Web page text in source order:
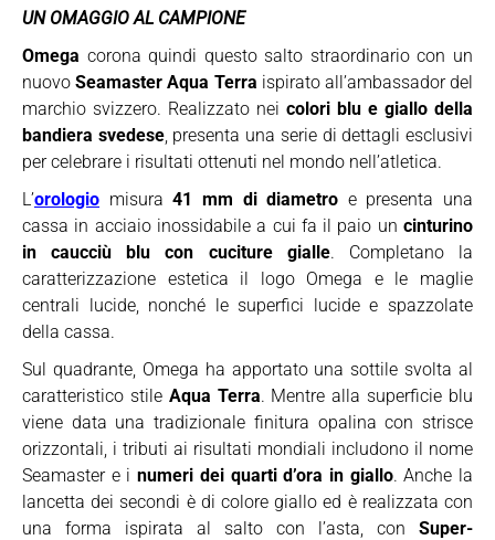
UN OMAGGIO AL CAMPIONE
Omega corona quindi questo salto straordinario con un
nuovoSeamaster Aqua Terra ispirato all’ambassador del
marchio svizzero. Realizzato nei colori blu e giallo della
bandiera svedese, presenta una serie di dettagli esclusivi
per celebrare i risultati ottenuti nel mondo nell’atletica.
L’orologio misura41 mm di diametro e presenta una
cassa in acciaio inossidabile a cui fa il paio un cinturino
in caucciù blu con cuciture gialle. Completano la
caratterizzazione estetica il logo Omega e le maglie
centrali lucide, nonché le superfici lucide e spazzolate
della cassa.
Sul quadrante, Omega ha apportato una sottile svolta al
caratteristico stile Aqua Terra. Mentre alla superficie blu
viene data una tradizionale finitura opalina con strisce
orizzontali, i tributi ai risultati mondiali includono il nome
Seamaster e inumeri dei quarti d’ora in giallo. Anche la
lancetta dei secondi è di colore giallo ed è realizzata con
una forma ispirata al salto con l’asta, con Super-